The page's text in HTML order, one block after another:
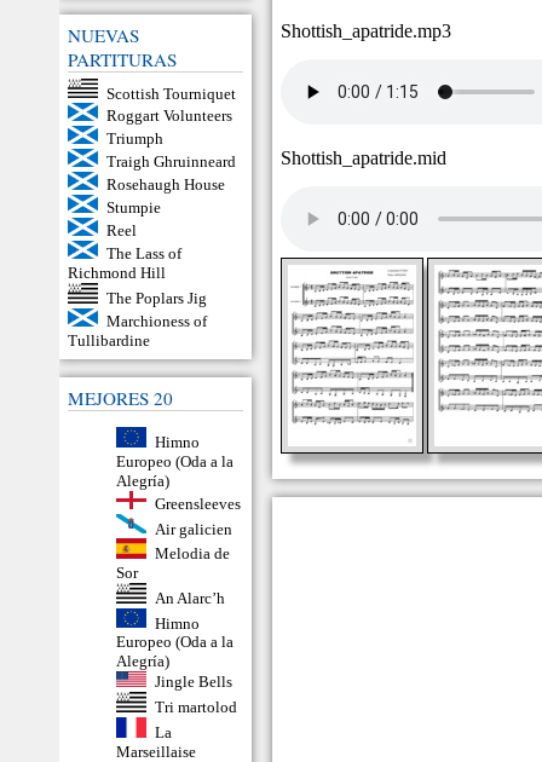
NUEVAS
PARTITURAS
Scottish Tourniquet
Roggart Volunteers
Triumph
Traigh Ghruinneard
Rosehaugh House
Stumpie
Reel
The Lass of
Richmond Hill
The Poplars Jig
Marchioness of
Tullibardine
MEJORES 20
Himno
Europeo (Oda a la
Alegría)
Greensleeves
Air galicien
Melodia de
Sor
An Alarc’h
Himno
Europeo (Oda a la
Alegría)
Jingle Bells
Tri martolod
La
Marseillaise
Shottish_apatride.mp3
Shottish_apatride.mid